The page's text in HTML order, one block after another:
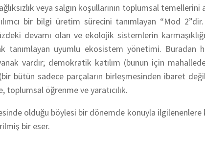
veya salgın koşullarının toplumsal temellerini
bir bilgi üretim sürecini tanımlayan “Mod
devamı olan ve ekolojik sistemlerin
uyumlu ekosistem yönetimi. Buradan
vardır; demokratik katılım (bunun için
bütün sadece parçaların birleşmesinden ibaret
öğrenme ve yaratıcılık.
olduğu böylesi bir dönemde konuyla ilgilenenlere
bir eser.